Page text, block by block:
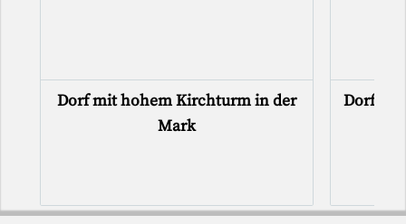
Dorf mit hohem Kirchturm in der
Mark
Dorf